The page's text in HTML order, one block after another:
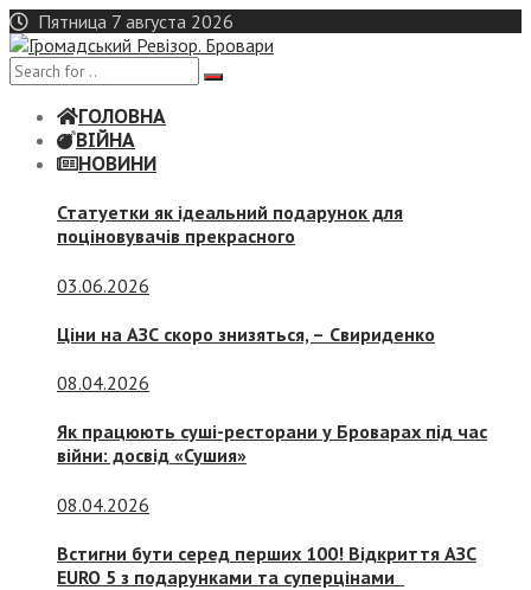
Skip
to
content
Пятница 7 августа 2026
ГОЛОВНА
ВІЙНА
НОВИНИ
Статуетки як ідеальний подарунок для
поціновувачів прекрасного
03.06.2026
Ціни на АЗС скоро знизяться, – Свириденко
08.04.2026
Як працюють суші-ресторани у Броварах під час
війни: досвід «Сушия»
08.04.2026
Встигни бути серед перших 100! Відкриття АЗС
EURO 5 з подарунками та суперцінами